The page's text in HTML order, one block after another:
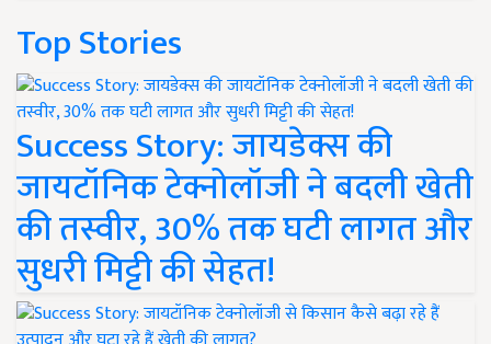
Top Stories
Success Story: जायडेक्स की
जायटॉनिक टेक्नोलॉजी ने बदली खेती
की तस्वीर, 30% तक घटी लागत और
सुधरी मिट्टी की सेहत!